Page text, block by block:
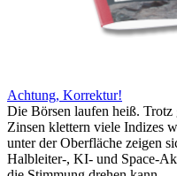
Achtung, Korrektur!
Die Börsen laufen heiß.
Zinsen klettern viele Indizes
unter der Oberfläche zeigen
Halbleiter-, KI- und Space-